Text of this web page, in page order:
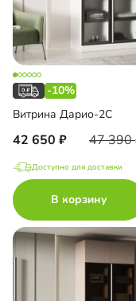
-10%
Витрина Дарио-2С
42 650 47 390
Доступно для доставки
В корзину